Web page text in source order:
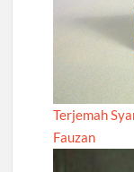
Terjemah
Fauzan